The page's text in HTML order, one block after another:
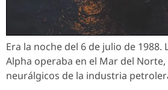
Era la noche del 6 de julio de
Alpha operaba en el Mar del
neurálgicos de la industria